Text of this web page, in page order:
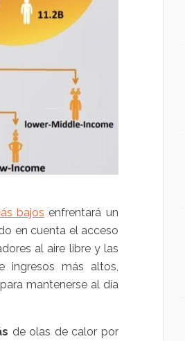
bajos enfrentará un
en cuenta el acceso
al aire libre y las
ingresos más altos,
mantenerse al día
de olas de calor por